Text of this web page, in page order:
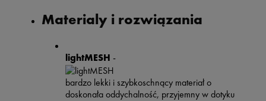
Materialy i rozwiązania
lightMESH -
bardzo lekki i szybkoschnący materiał o
doskonała oddychalność, przyjemny w dotyku